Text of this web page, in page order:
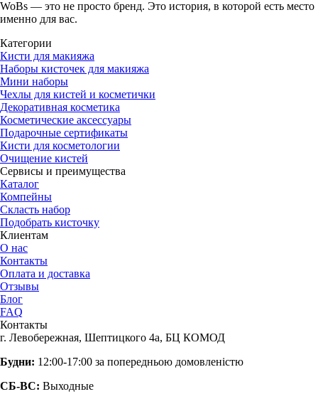
WoBs — это не просто бренд. Это история, в которой есть место
именно для вас.
Категории
Кисти для макияжа
Наборы кисточек для макияжа
Мини наборы
Чехлы для кистей и косметички
Декоративная косметика
Косметические аксессуары
Подарочные сертификаты
Кисти для косметологии
Очищение кистей
Сервисы и преимущества
Каталог
Компейны
Скласть набор
Подобрать кисточку
Клиентам
О нас
Контакты
Оплата и доставка
Отзывы
Блог
FAQ
Контакты
г. Левобережная, Шептицкого 4а, БЦ КОМОД
Будни: 12:00-17:00 за попередньою домовленістю
СБ-ВС: Выходные